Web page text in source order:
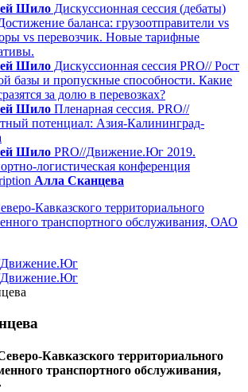
Шило Дискуссионная сессия (дебаты)
баланса: грузоотправители vs
vs перевозчик. Новые тарифные
Шило Дискуссионная сессия PRO// Рост
базы и пропускные способности. Какие
за долю в перевозках?
Шило Пленарная сессия. PRO//
потенциал: Азия-Калининград-
Шило PRO//Движение.Юг 2019.
логистическая конференция
Алла Сканцева
Кавказского территориального
транспортного обслуживания, ОАО
Движение.Юг
Движение.Юг
Кавказского территориального
транспортного обслуживания,